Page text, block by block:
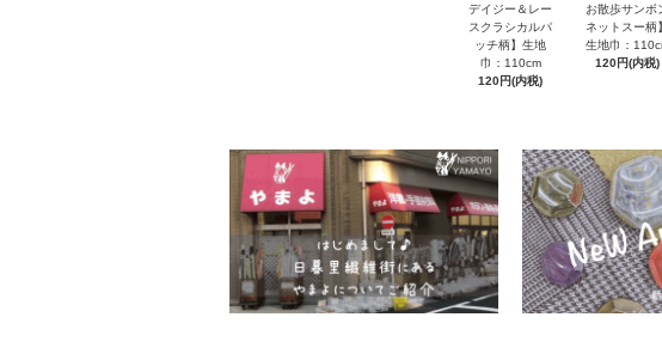
デイジー＆レー
スクラシカルパ
ッチ柄】生地
巾：110cm
120円(内税)
お散歩サンボ
ネットスー柄】
生地巾：
120円(内税)